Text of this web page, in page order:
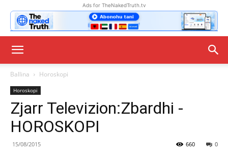
Ads for TheNakedTruth.tv
Ballina Horoskopi
Horoskopi
Zjarr Televizion:Zbardhi -
HOROSKOPI
15/08/2015 0
660